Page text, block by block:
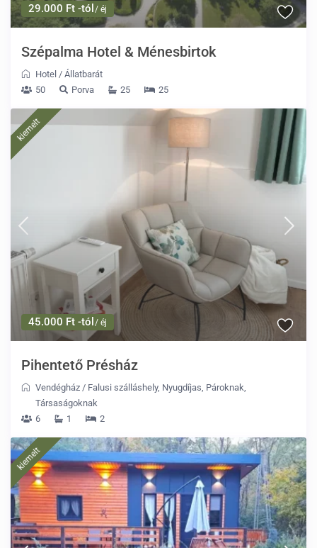
29.000 Ft -tól / éj
Szépalma Hotel & Ménesbirtok
Hotel /Állatbarát
50
Porva 25 25
45.000 Ft -tól / éj
kiemelt
Pihentető Présház
Vendégház / Falusi szálláshely, Nyugdíjas, Pároknak,
Társaságoknak
6
1 2
kiemelt